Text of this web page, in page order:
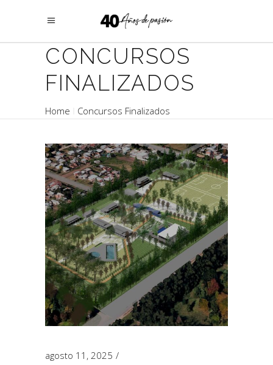
CONCURSOS
FINALIZADOS
Home Concursos Finalizados
agosto 11, 2025